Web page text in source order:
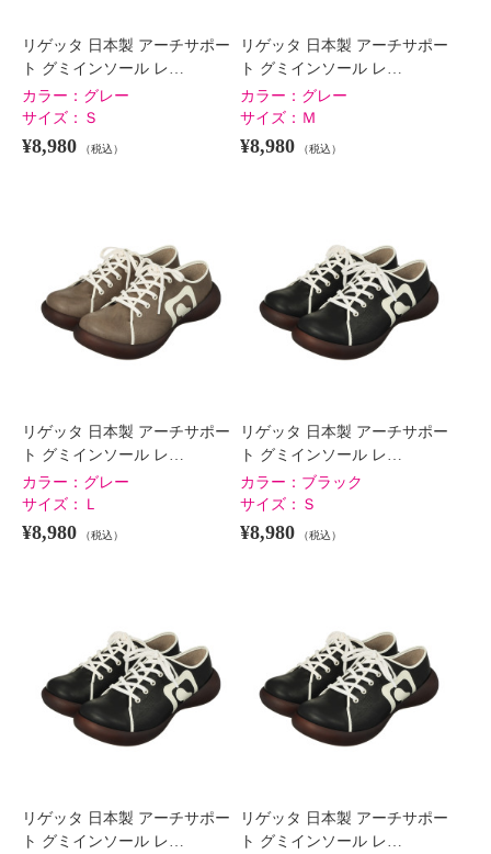
リゲッタ 日本製 アーチサポー
ト グミインソール レ…
カラー： グレー
サイズ： Ｓ
¥8,980 （税込）
リゲッタ 日本製 アーチサポー
ト グミインソール レ…
カラー： グレー
サイズ： Ｍ
¥8,980 （税込）
リゲッタ 日本製 アーチサポー
ト グミインソール レ…
カラー： グレー
サイズ：
Ｌ
¥8,980 （税込）
リゲッタ 日本製 アーチサポー
ト グミインソール レ…
カラー： ブラック
サイズ： Ｓ
¥8,980 （税込）
リゲッタ 日本製 アーチサポー
ト グミインソール レ…
リゲッタ 日本製 アーチサポー
ト グミインソール レ…